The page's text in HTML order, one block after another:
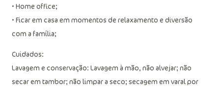
• Home office;
• Ficar em casa em momentos de relaxamento e diversão
com a família;
Cuidados:
Lavagem e conservação: Lavagem à mão, não alvejar; não
secar em tambor; não limpar a seco; secagem em varal por